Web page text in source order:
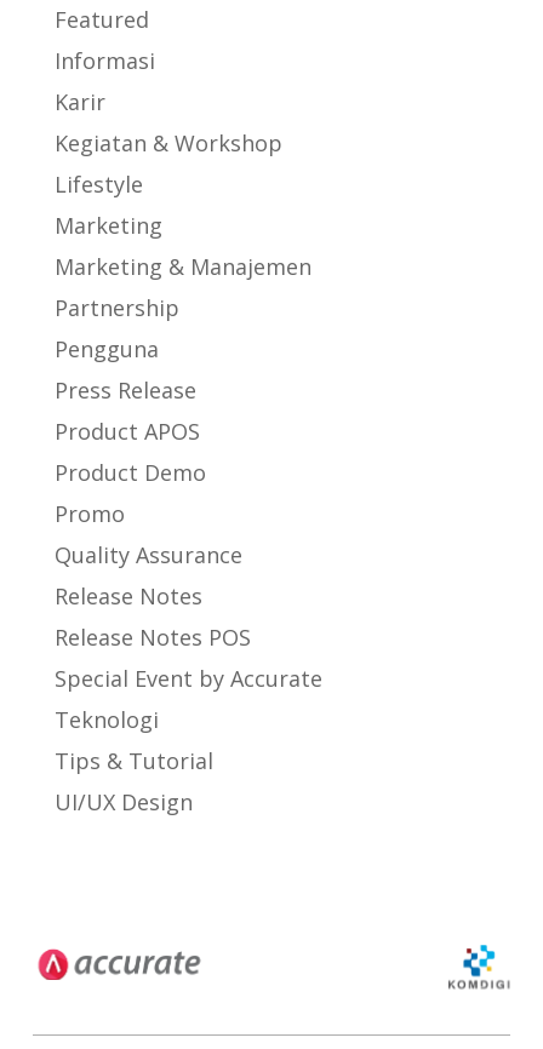
Featured
Informasi
Karir
Kegiatan & Workshop
Lifestyle
Marketing
Marketing & Manajemen
Partnership
Pengguna
Press Release
Product APOS
Product Demo
Promo
Quality Assurance
Release Notes
Release Notes POS
Special Event by Accurate
Teknologi
Tips & Tutorial
UI/UX Design